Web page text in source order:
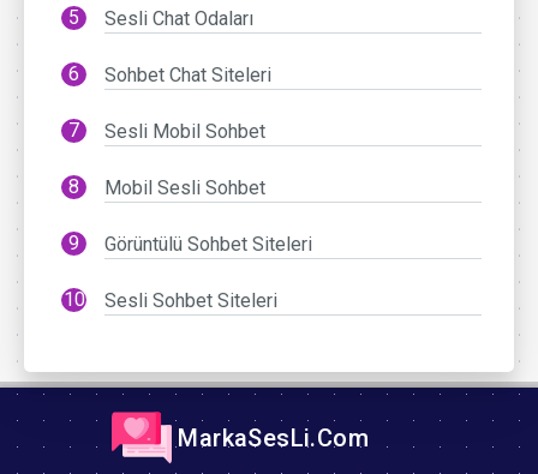
Sesli Chat Odaları
Sohbet Chat Siteleri
Sesli Mobil Sohbet
Mobil Sesli Sohbet
Görüntülü Sohbet Siteleri
Sesli Sohbet Siteleri
MarkaSesLi.Com